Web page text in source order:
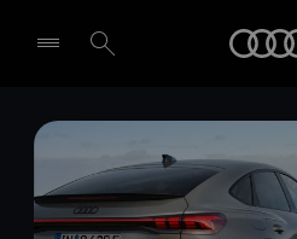
Händler wählen